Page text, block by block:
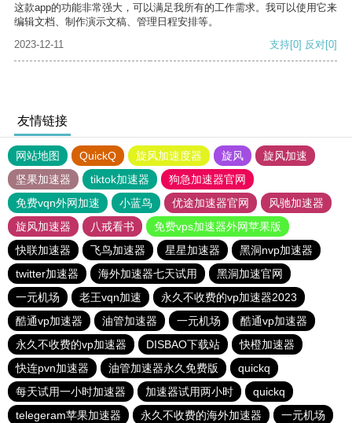
这款app的功能非常强大，可以满足我所有的工作需求。我可以使用它来
编辑文档、制作演示文稿、管理日程安排等。
2023-12-11
支持[0] 反对[0]
友情链接
网站地图 QuickQ 旋风加速度器 旋风
旋风加速
坚果加速器
tiktok加速器
狗急加速器官网
免费vqn外网加速
小蓝鸟 优途加速器官网
风驰加速器
旋风加速器
八戒看书
免费vps加速器外网苹果版
快联加速器
飞鸟加速器 星星加速器
黑洞nvp加速器
twitter加速器
海外加速器七天试用
黑洞加速官网
一元机场
老王vqn加速
永久不收费的vp加速器2023
酷通vp加速器
油管加速器 一元机场
酷通vp加速器
永久不收费的vp加速器
DISBAO下载站
快橙加速器
快连pvn加速器
油管加速器永久免费版
quickq
每天试用一小时加速器
加速器试用两小时
quickq
telegeram苹果加速器
永久不收费的海外加速器 一元机场